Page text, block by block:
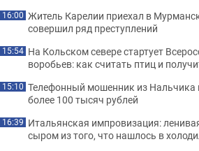
16:00 Житель Карелии приехал в
совершил ряд преступлений
15:54 На Кольском севере стартует
воробьев: как считать птиц и
15:10 Телефонный мошенник из Нальчика
более 100 тысяч рублей
16:39 Итальянская импровизация:
сыром из того, что нашлось в